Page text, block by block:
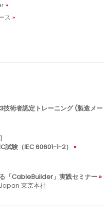
ス
術者認定トレーニング (製造メー
験（IEC 60601-1-2）
「CableBuilder」実践セミナー
東京本社